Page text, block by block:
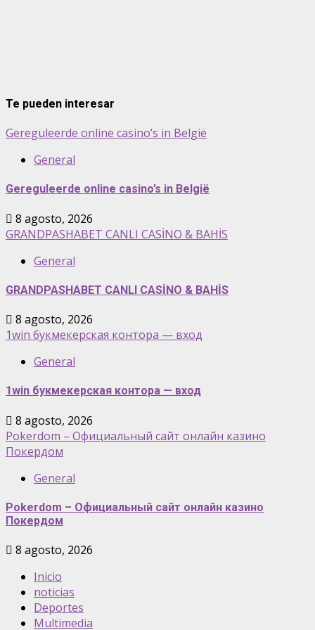
Te pueden interesar
Gereguleerde online casino’s in België
General
Gereguleerde online casino’s in België
8 agosto, 2026
GRANDPASHABET CANLI CASİNO & BAHİS
General
GRANDPASHABET CANLI CASİNO & BAHİS
8 agosto, 2026
1win букмекерская контора — вход
General
1win букмекерская контора — вход
8 agosto, 2026
Pokerdom – Официальный сайт онлайн казино
Покердом
General
Pokerdom – Официальный сайт онлайн казино
Покердом
8 agosto, 2026
Inicio
noticias
Deportes
Multimedia